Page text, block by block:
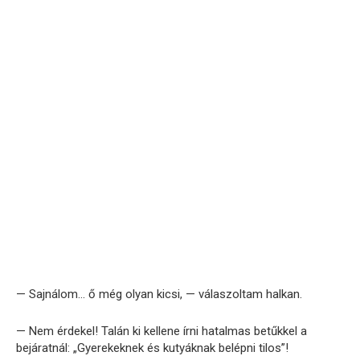
— Sajnálom… ő még olyan kicsi, — válaszoltam halkan.
— Nem érdekel! Talán ki kellene írni hatalmas betűkkel a
bejáratnál: „Gyerekeknek és kutyáknak belépni tilos”!